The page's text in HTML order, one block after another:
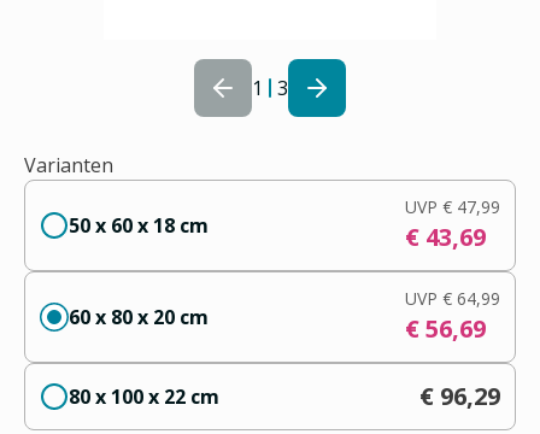
1 3
Varianten
50 x 60 x 18 cm
UVP € 47,99
€ 43,69
60 x 80 x 20 cm
UVP € 64,99
€ 56,69
80 x 100 x 22 cm € 96,29